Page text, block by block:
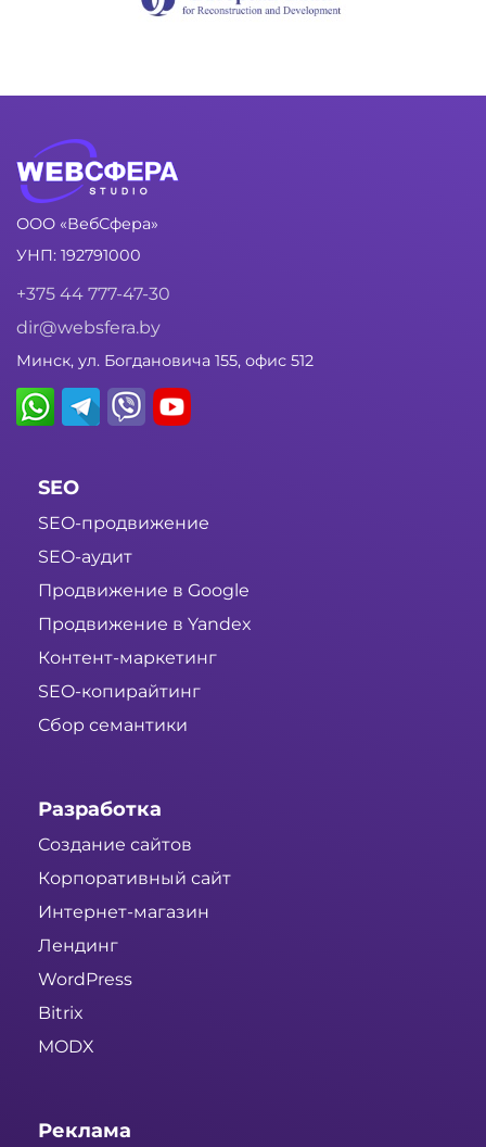
ООО «ВебСфера»
УНП: 192791000
+375 44 777-47-30
dir@websfera.by
Минск, ул. Богдановича 155, офис 512
SEO
SEO-продвижение
SEO-аудит
Продвижение в Google
Продвижение в Yandex
Контент-маркетинг
SEO-копирайтинг
Сбор семантики
Разработка
Создание сайтов
Корпоративный сайт
Интернет-магазин
Лендинг
WordPress
Bitrix
MODX
Реклама